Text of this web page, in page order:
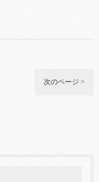
次のページ >